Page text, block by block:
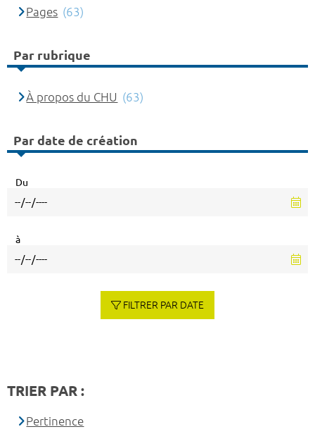
Pages (63)
Par rubrique
À propos du CHU (63)
Par date de création
Du
à
FILTRER PAR DATE
TRIER PAR :
Pertinence